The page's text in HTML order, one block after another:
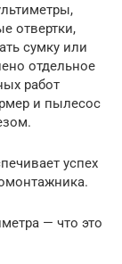
отвертки,
сумку или
отдельное
работ
и пылесос
успех
— что это